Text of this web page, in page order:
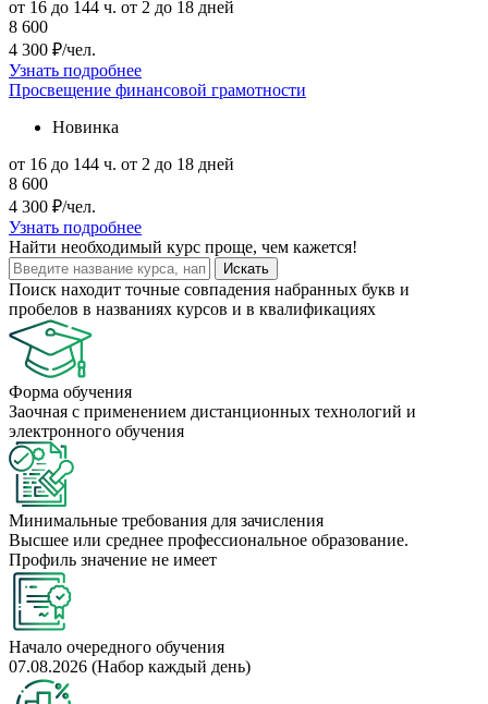
от 16 до 144 ч. от 2 до 18 дней
8 600
4 300 ₽/чел.
Узнать подробнее
Просвещение финансовой грамотности
Новинка
от 16 до 144 ч. от 2 до 18 дней
8 600
4 300 ₽/чел.
Узнать подробнее
Найти необходимый курс проще, чем кажется!
Искать
Поиск находит точные совпадения набранных букв и
пробелов в названиях курсов и в квалификациях
Форма обучения
Заочная с применением дистанционных технологий и
электронного обучения
Минимальные требования для зачисления
Высшее или среднее профессиональное образование.
Профиль значение не имеет
Начало очередного обучения
07.08.2026 (Набор каждый день)